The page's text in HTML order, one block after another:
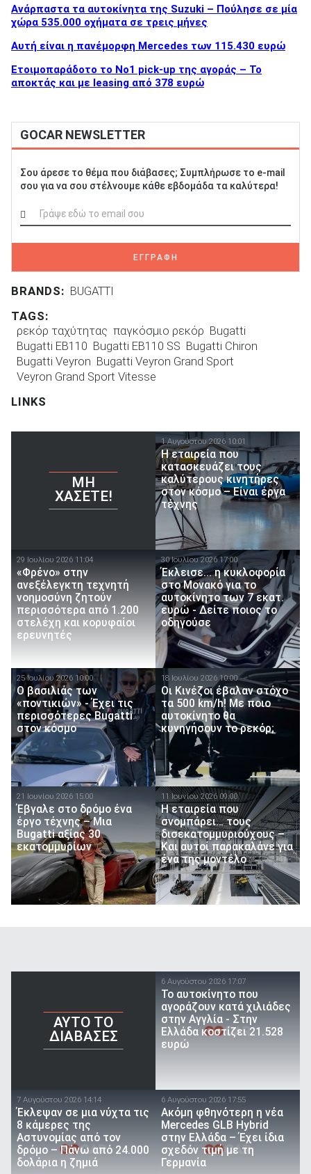
Ανάρπαστα τα αυτοκίνητα της Suzuki – Πούλησε σε μία
χώρα 535.000 οχήματα σε τρεις μήνες
Αυτή είναι η πανέμορφη Mercedes των 115.430 ευρώ
Ετοιμοπαράδοτο το Νο1 pick-up της αγοράς – Το
αποκτάς και με leasing από 378 ευρώ
GOCAR NEWSLETTER
Σου άρεσε το θέμα που διάβασες; Συμπλήρωσε το e-mail
σου για να σου στέλνουμε κάθε εβδομάδα τα καλύτερα!
ΕΓΓΡΑΦΗ
BRANDS: BUGATTI
TAGS:
ρεκόρ ταχύτητας παγκόσμιο ρεκόρ Bugatti
Bugatti EB110 Bugatti EB110 SS Bugatti Chiron
Bugatti Veyron Bugatti Veyron Grand Sport
Veyron Grand Sport Vitesse
LINKS
ΜΗ
ΧΆΣΕΤΕ!
1 Αυγούστου 2026 10:01
Η εταιρεία που
κατασκευάζει τους
καλύτερους κινητήρες
στον κόσμο – Είναι έργα
τέχνης
29 Ιουλίου 2026 11:04
«Φρένο» στην
ανεξέλεγκτη τεχνητή
νοημοσύνη ζητούν
περισσότερα από 1.200
στελέχη και κορυφαίοι
ερευνητές
30 Ιουλίου 2026 17:00
Έκλεισε... η κυκλοφορία
στο Μονακό για το
αυτοκίνητο των 7 εκατ.
ευρώ - Δείτε ποιος το
οδηγούσε
25 Ιουλίου 2026 10:00
Ο βασιλιάς των
«ποντικιών» - Έχει τις
περισσότερες Bugatti
στον κόσμο
18 Ιουλίου 2026 10:00
Οι Κινέζοι έβαλαν στόχο
τα 500 km/h! Με ποιο
αυτοκίνητο θα
κυνηγήσουν το ρεκόρ;
21 Ιουνίου 2026 15:00
Έβγαλε στο δρόμο ένα
έργο τέχνης – Μια
Bugatti αξίας 30
εκατομμυρίων
11 Ιουνίου 2026 09:00
Η εταιρεία που
σνομπάρει… τους
δισεκατομμυριούχους –
Και αυτοί παρακαλάνε για
ένα της μοντέλο
AYTO TO
ΔΙΑΒΑΣΕΣ
6 Αυγούστου 2026 17:07
To αυτοκίνητο που
αγοράζουν κατά χιλιάδες
στην Αγγλία - Στην
Ελλάδα κοστίζει 21.528
ευρώ
7 Αυγούστου 2026 14:14
Έκλεψαν σε μια νύχτα τις
8 κάμερες της
Αστυνομίας από τον
δρόμο – Πάνω από 24.000
δολάρια η ζημιά
6 Αυγούστου 2026 17:55
Ακόμη φθηνότερη η νέα
Mercedes GLB Hybrid
στην Ελλάδα – Έχει ίδια
σχεδόν τιμή με τη
Γερμανία